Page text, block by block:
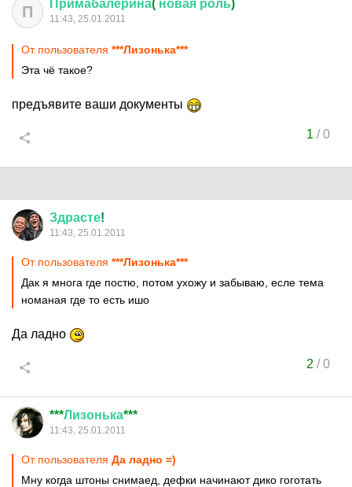
П Примабалерина( новая роль)
11:43, 25.01.2011
От пользователя ***Лизонька***
Эта чё такое?
предъявите ваши документы
1 /0
Здрасте!
11:43, 25.01.2011
От пользователя ***Лизонька***
Дак я многа где постю, потом ухожу и забываю, есле тема
номаная где то есть ишо
Да ладно
2 /0
***Лизонька***
11:43, 25.01.2011
От пользователя Да ладно =)
Мну когда штоны снимаед, дефки начинают дико гоготать